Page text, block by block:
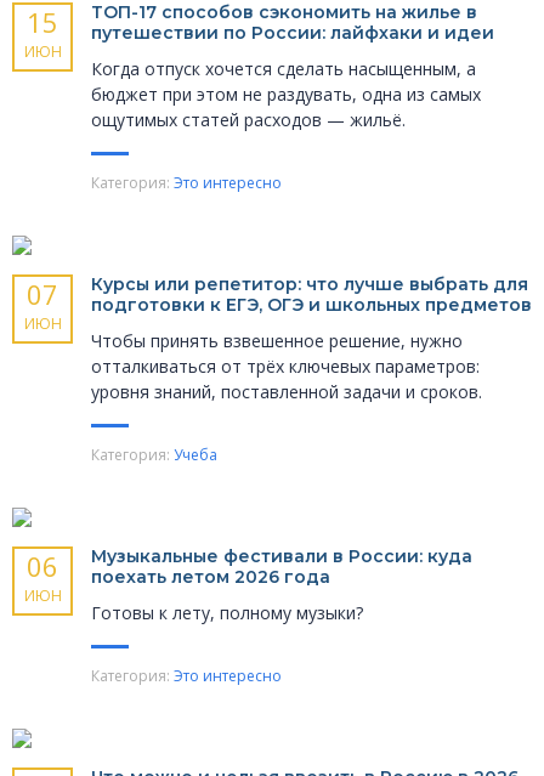
15
ИЮН
ТОП-17 способов сэкономить на жилье в
путешествии по России: лайфхаки и идеи
Когда отпуск хочется сделать насыщенным, а
бюджет при этом не раздувать, одна из самых
ощутимых статей расходов — жильё.
Категория: Это интересно
07
ИЮН
Курсы или репетитор: что лучше выбрать для
подготовки к ЕГЭ, ОГЭ и школьных предметов
Чтобы принять взвешенное решение, нужно
отталкиваться от трёх ключевых параметров:
уровня знаний, поставленной задачи и сроков.
Категория: Учеба
06
ИЮН
Музыкальные фести­вали в России: куда
поехать летом 2026 года
Готовы к лету, полному музыки?
Категория: Это интересно